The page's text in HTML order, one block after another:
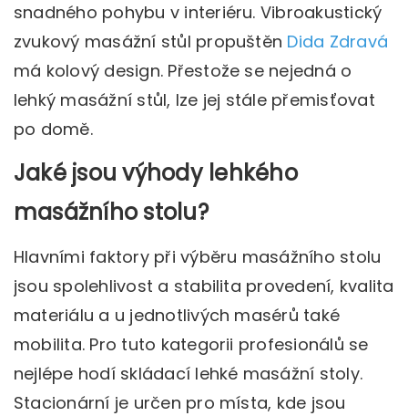
snadného pohybu v interiéru. Vibroakustický
zvukový masážní stůl propuštěn Dida Zdravá
má kolový design. Přestože se nejedná o
lehký masážní stůl, lze jej stále přemisťovat
po domě.
Jaké jsou výhody lehkého
masážního stolu?
Hlavními faktory při výběru masážního stolu
jsou spolehlivost a stabilita provedení, kvalita
materiálu a u jednotlivých masérů také
mobilita. Pro tuto kategorii profesionálů se
nejlépe hodí skládací lehké masážní stoly.
Stacionární je určen pro místa, kde jsou